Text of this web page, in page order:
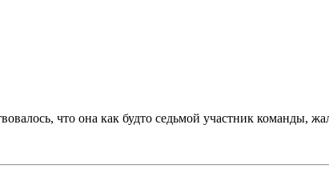
что она как будто седьмой участник команды,